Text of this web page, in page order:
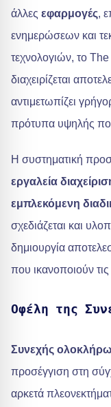
άλλες εφαρμογές,
ενημερώσεων και
τεχνολογιών, το The
διαχειρίζεται
αντιμετωπίζει
πρότυπα υψηλής
Η συστηματική
εργαλεία
εμπλεκόμενη
σχεδιάζεται και
δημιουργία
που ικανοποιούν
Οφέλη της
Συνεχής
προσέγγιση στη
αρκετά